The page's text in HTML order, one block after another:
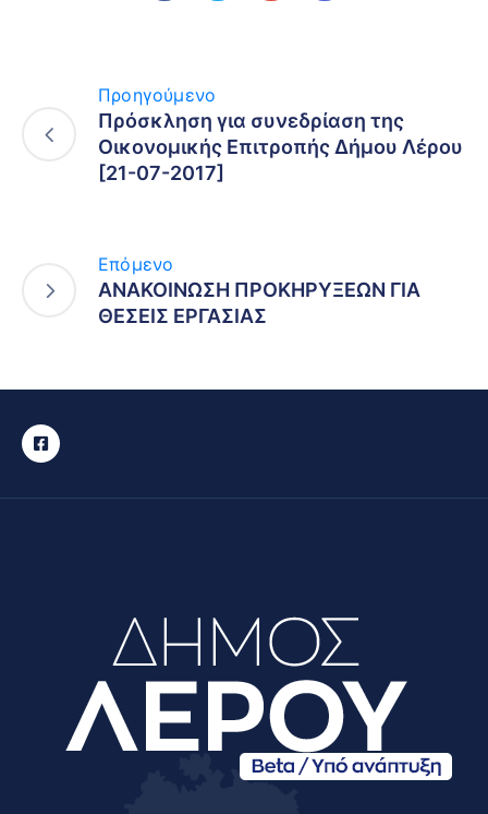
Προηγούμενο
Πρόσκληση για συνεδρίαση της
Οικονομικής Επιτροπής Δήμου Λέρου
[21-07-2017]
Επόμενο
ΑΝΑΚΟΙΝΩΣΗ ΠΡΟΚΗΡΥΞΕΩΝ ΓΙΑ
ΘΕΣΕΙΣ ΕΡΓΑΣΙΑΣ